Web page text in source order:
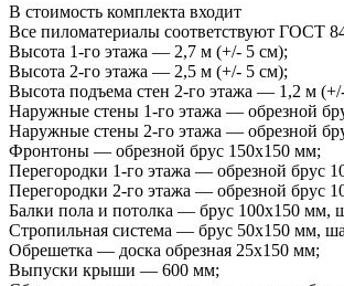
В стоимость комплекта входит
Все пиломатериалы соответствуют ГОСТ
Высота 1-го этажа — 2,7 м (+/- 5 см);
Высота 2-го этажа — 2,5 м (+/- 5 см);
Высота подъема стен 2-го этажа — 1,2 м
Наружные стены 1-го этажа — обрезной
Наружные стены 2-го этажа — обрезной
Фронтоны — обрезной брус 150х150 мм;
Перегородки 1-го этажа — обрезной брус
Перегородки 2-го этажа — обрезной брус
Балки пола и потолка — брус 100х150 мм,
Стропильная система — брус 50х150 мм,
Обрешетка — доска обрезная 25х150 мм;
Выпуски крыши — 600 мм;